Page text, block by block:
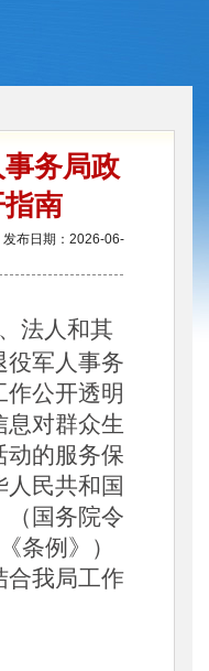
务局政
南
布日期：2026-06-
法人和其
役军人事务
公开透明
息对群众生
动的服务保
人民共和国
（国务院令
条例》）
合我局工作